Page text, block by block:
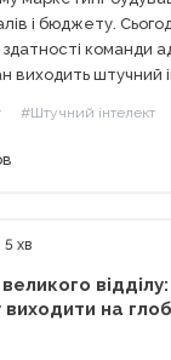
і бюджету.
здатності команди
штучний
#Штучний інтелект
5 хв
виходити на